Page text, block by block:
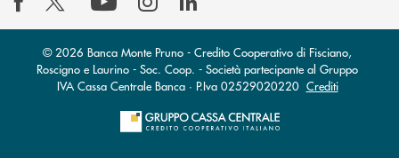
© 2026 Banca Monte Pruno - Credito Cooperativo di Fisciano,
Roscigno e Laurino - Soc. Coop. - Società partecipante al Gruppo
IVA Cassa Centrale Banca · P.Iva 02529020220 Crediti